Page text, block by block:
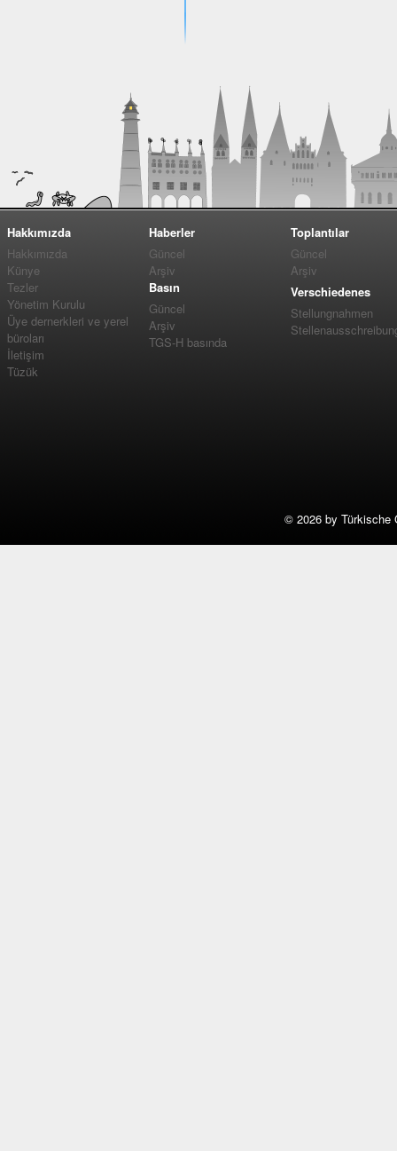
Hakkımızda
Hakkımızda
Künye
Tezler
Yönetim Kurulu
Üye dernerkleri ve yerel
büroları
İletişim
Tüzük
Haberler
Güncel
Arşiv
Basın
Güncel
Arşiv
TGS-H basında
Toplantılar
Güncel
Arşiv
Verschiedenes
Stellungnahmen
© 2026 by Türkische